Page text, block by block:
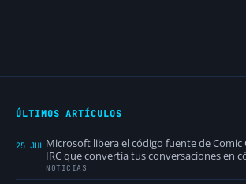
ÚLTIMOS ARTÍCULOS
25 JUL Microsoft libera el código fuente de Comic
IRC que convertía tus conversaciones en
NOTICIAS